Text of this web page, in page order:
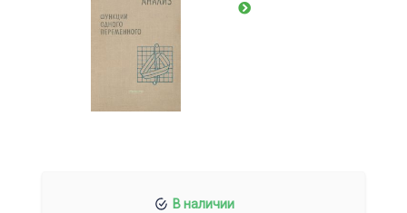
В наличии